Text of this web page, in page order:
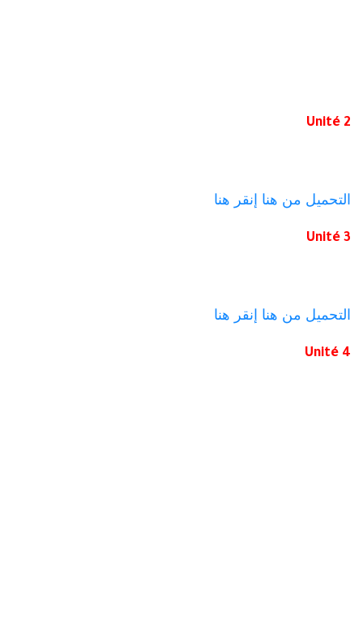
Unité 2
التحميل من هنا إنقر هنا
Unité 3
التحميل من هنا إنقر هنا
Unité 4